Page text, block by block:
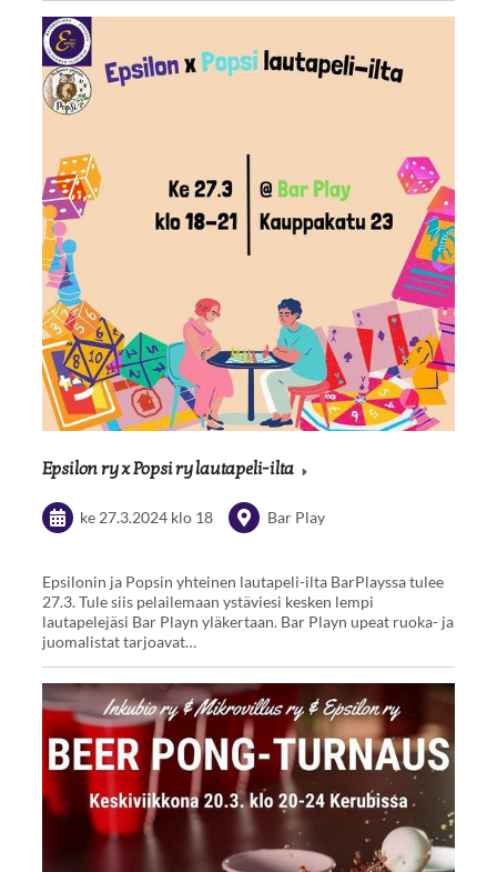
Epsilon ry x Popsi ry lautapeli-ilta
ke 27.3.2024 klo 18 Bar Play
Epsilonin ja Popsin yhteinen lautapeli-ilta BarPlayssa tulee
27.3. Tule siis pelailemaan ystäviesi kesken lempi
lautapelejäsi Bar Playn yläkertaan. Bar Playn upeat ruoka- ja
juomalistat tarjoavat…